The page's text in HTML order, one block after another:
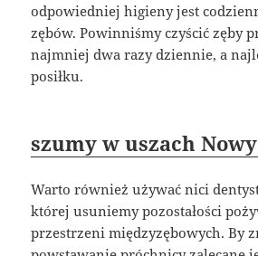
odpowiedniej higieny jest
zębów. Powinniśmy czyścić zęby
najmniej dwa razy dziennie, a
posiłku.
szumy w uszach
Warto również używać nici
której usuniemy pozostałości
przestrzeni międzyzębowych. By